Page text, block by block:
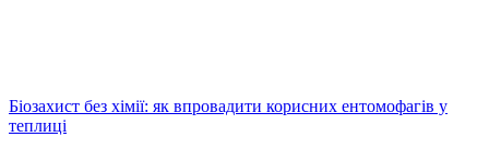
Біозахист без хімії: як впровадити корисних ентомофагів у
теплиці